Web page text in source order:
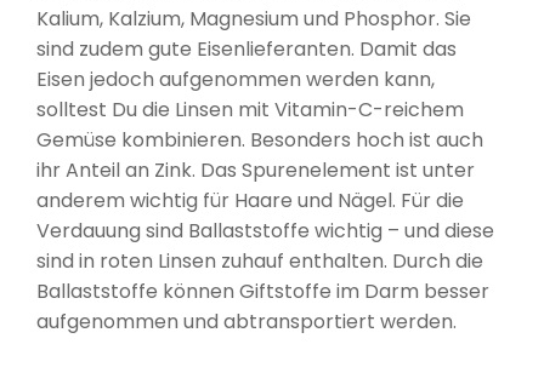
Kalium, Kalzium, Magnesium und Phosphor. Sie
sind zudem gute Eisenlieferanten. Damit das
Eisen jedoch aufgenommen werden kann,
solltest Du die Linsen mit Vitamin-C-reichem
Gemüse kombinieren. Besonders hoch ist auch
ihr Anteil an Zink. Das Spurenelement ist unter
anderem wichtig für Haare und Nägel. Für die
Verdauung sind Ballaststoffe wichtig – und diese
sind in roten Linsen zuhauf enthalten. Durch die
Ballaststoffe können Giftstoffe im Darm besser
aufgenommen und abtransportiert werden.